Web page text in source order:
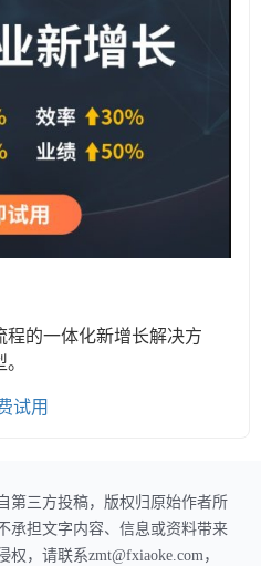
的一体化新增长解决方
试用
第三方投稿，版权归原始作者所
承担文字内容、信息或资料带来
，请联系zmt@fxiaoke.com，